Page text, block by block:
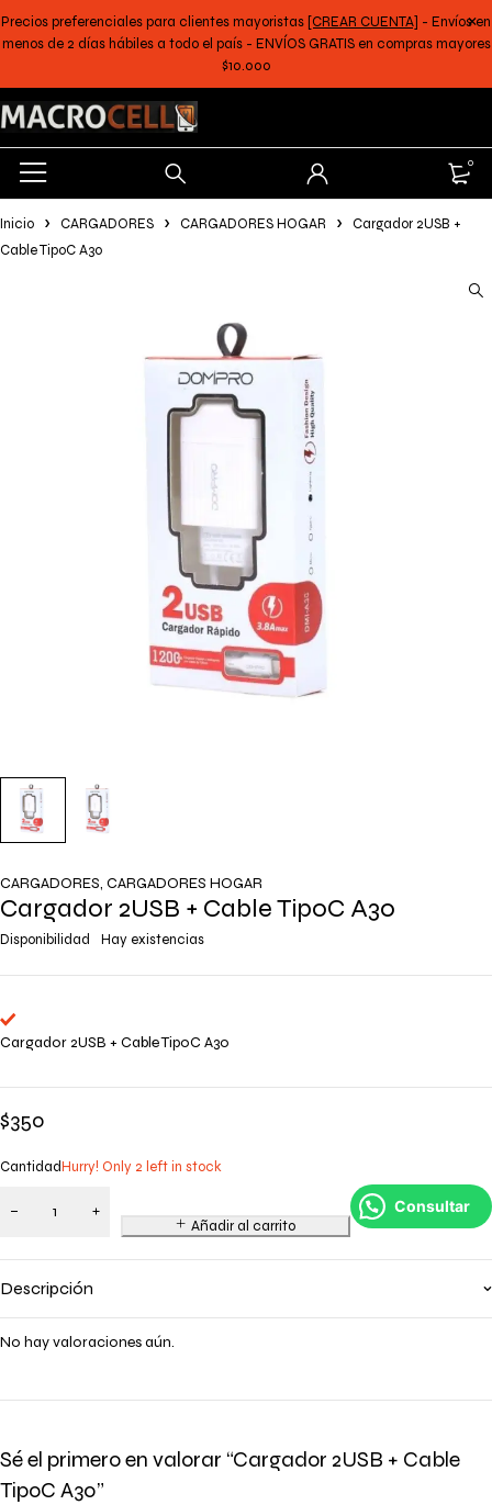
Precios preferenciales para clientes mayoristas [CREAR CUENTA] - Envíos en
menos de 2 días hábiles a todo el país - ENVÍOS GRATIS en compras mayores
$10.000
0
Inicio CARGADORES CARGADORES HOGAR
Cargador 2USB +
Cable TipoC A30
CARGADORES, CARGADORES HOGAR
Cargador 2USB + Cable TipoC A30
Disponibilidad Hay existencias
Cargador 2USB + Cable TipoC A30
$350
CantidadHurry! Only 2 left in stock
Añadir al carrito
Consultar
Descripción
No hay valoraciones aún.
Sé el primero en valorar “Cargador 2USB + Cable
TipoC A30”